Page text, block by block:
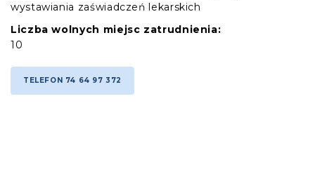
wystawiania zaświadczeń lekarskich
Liczba wolnych miejsc zatrudnienia:
10
TELEFON 74 64 97 372